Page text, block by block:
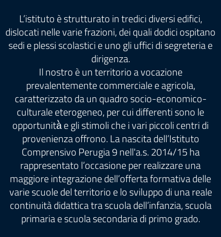
L’istituto è strutturato in tredici diversi edifici,
dislocati nelle varie frazioni, dei quali dodici ospitano
sedi e plessi scolastici e uno gli uffici di segreteria e
dirigenza.
Il nostro è un territorio a vocazione
prevalentemente commerciale e agricola,
caratterizzato da un quadro socio-economico-
culturale eterogeneo, per cui differenti sono le
opportunità̀ e gli stimoli che i vari piccoli centri di
provenienza offrono. La nascita dell’Istituto
Comprensivo Perugia 9 nell'a.s. 2014/15 ha
rappresentato l’occasione per realizzare una
maggiore integrazione dell’offerta formativa delle
varie scuole del territorio e lo sviluppo di una reale
continuità didattica tra scuola dell’infanzia, scuola
primaria e scuola secondaria di primo grado.